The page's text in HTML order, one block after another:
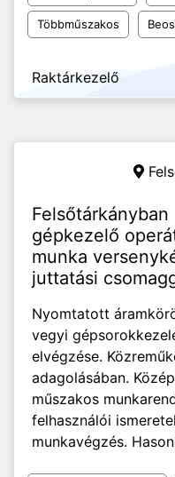
Többműszakos
Raktárkezelő
Felsőtárkányban
gépkezelő
munka
juttatási
Nyomtatott
vegyi
elvégzése.
adagolásában.
műszakos
felhasználói
munkavégzés.